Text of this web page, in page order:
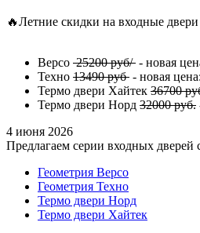
🔥Летние скидки на входные двери
Версо 25200 руб/ - новая
Техно 13490 руб - новая
Термо двери Хайтек 36700
Термо двери Норд 32000 руб.
4 июня 2026
Предлагаем серии входных дверей
Геометрия Версо
Геометрия Техно
Термо двери Норд
Термо двери Хайтек